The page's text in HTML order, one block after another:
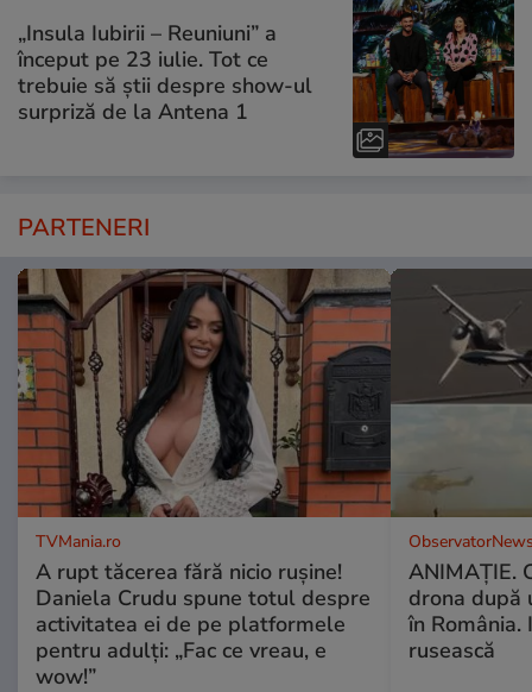
„Insula Iubirii – Reuniuni” a
început pe 23 iulie. Tot ce
trebuie să știi despre show-ul
surpriză de la Antena 1
PARTENERI
TVMania.ro
A rupt tăcerea fără nicio rușine!
Daniela Crudu spune totul despre
activitatea ei de pe platformele
pentru adulți: „Fac ce vreau, e
wow!”
ANIMAŢIE.
drona după
în România.
rusească